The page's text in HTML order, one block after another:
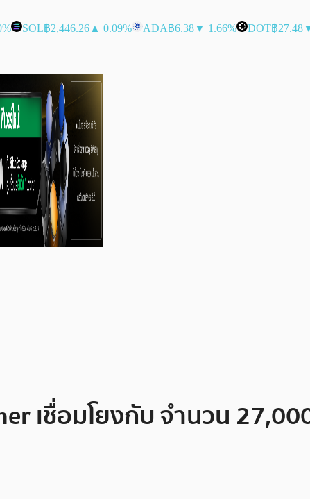
SOL฿2,446.26 ▲ 0.09% ADA฿6.38▼ 1.66% DOT฿27.48
เชื่อมโยงกับ จำนวน